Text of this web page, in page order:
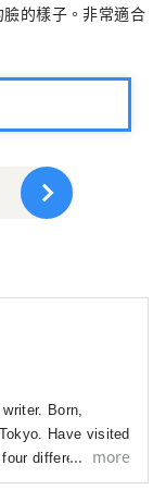
的樣子。非常適合
Born,
Have visited
different
almost all 47
more